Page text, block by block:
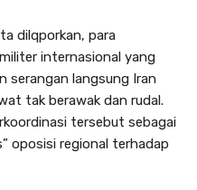
dilqporkan, para
internasional yang
serangan langsung Iran
tak berawak dan rudal.
tersebut sebagai
oposisi regional terhadap